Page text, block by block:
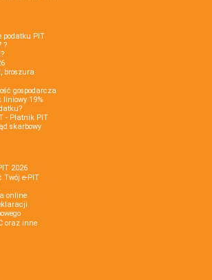
podatku PIT
?
broszura
gospodarcza
liniowy 19%
- Płatnik PIT
skarbowy
2026
Twój e-PIT
online
oraz inne